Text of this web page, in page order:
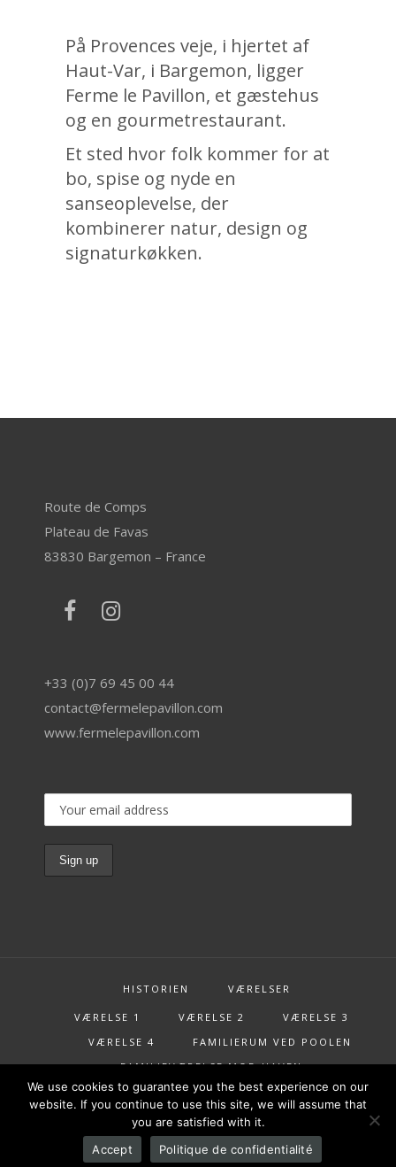
På Provences veje, i hjertet af
Haut-Var, i Bargemon, ligger
Ferme le Pavillon, et gæstehus
og en gourmetrestaurant.
Et sted hvor folk kommer for at
bo, spise og nyde en
sanseoplevelse, der
kombinerer natur, design og
signaturkøkken.
Route de Comps
Plateau de Favas
83830 Bargemon – France
+33 (0)7 69 45 00 44
contact@fermelepavillon.com
www.fermelepavillon.com
HISTORIEN VÆRELSER
VÆRELSE 1 VÆRELSE 2
VÆRELSE 3
VÆRELSE 4
FAMILIERUM VED POOLEN
FAMILIEVÆRELSE MOD HAVEN
RESTAURANT
RESERVERE
TILBYD
AKTIVITETER
INFORMATION
KONTAKT
We use cookies to guarantee you the best experience on our
website. If you continue to use this site, we will assume that
you are satisfied with it.
Accept
Politique de confidentialité